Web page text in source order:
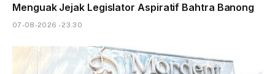
Menguak Jejak Legislator Aspiratif Bahtra Banong
07-08-2026 - 23.30